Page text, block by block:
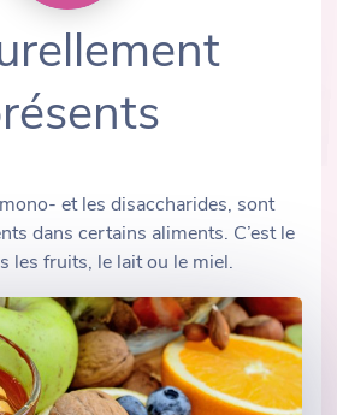
et les disaccharides, sont
dans certains aliments. C’est le
les fruits, le lait ou le miel.